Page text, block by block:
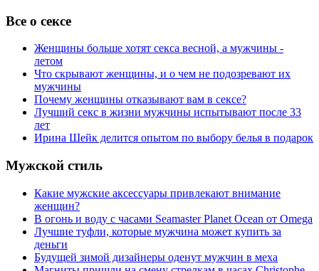
Все о сексе
Женщины больше хотят секса весной, а мужчины -
летом
Что скрывают женщины, и о чем не подозревают их
мужчины
Почему женщины отказывают вам в сексе?
Лучший секс в жизни мужчины испытывают после 33
лет
Ирина Шейк делится опытом по выбору белья в подарок
Мужской стиль
Какие мужские аксессуары привлекают внимание
женщин?
В огонь и воду с часами Seamaster Planet Ocean от Omega
Лучшие туфли, которые мужчина может купить за
деньги
Будущей зимой дизайнеры оденут мужчин в меха